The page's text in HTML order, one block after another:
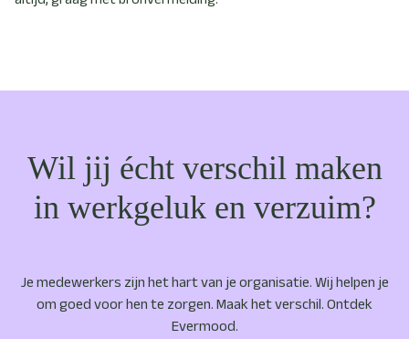
Wil jij écht verschil maken
in werkgeluk en verzuim?
Je medewerkers zijn het hart van je organisatie. Wij helpen je
om goed voor hen te zorgen. Maak het verschil. Ontdek
Evermood.